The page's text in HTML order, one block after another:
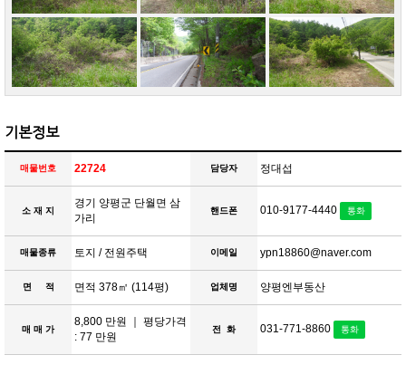
기본정보
매물번호 22724 담당자 정대섭
소 재 지
경기 양평군 단월면 삼
가리
핸드폰 010-9177-4440 통화
매물종류 토지 / 전원주택 이메일 ypn18860@naver.com
면 적 면적 378㎡ (114평) 업체명 양평엔부동산
매 매 가
8,800 만원 ｜ 평당가격
: 77 만원
전 화 031-771-8860 통화